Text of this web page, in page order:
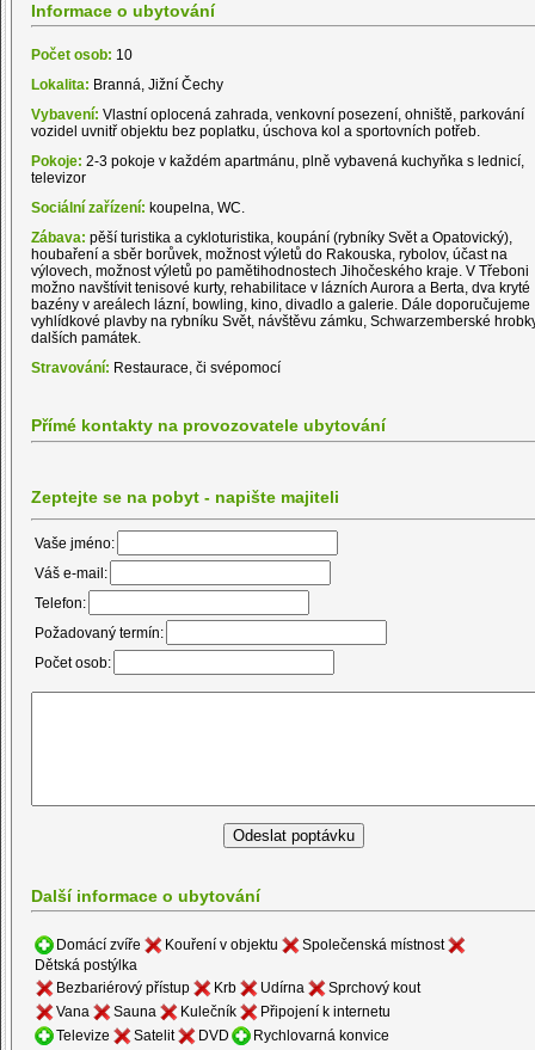
Informace o ubytování
Počet osob: 10
Lokalita: Branná, Jižní Čechy
Vybavení: Vlastní oplocená zahrada, venkovní posezení, ohniště, parkování
vozidel uvnitř objektu bez poplatku, úschova kol a sportovních potřeb.
Pokoje: 2-3 pokoje v každém apartmánu, plně vybavená kuchyňka s lednicí,
televizor
Sociální zařízení: koupelna, WC.
Zábava: pěší turistika a cykloturistika, koupání (rybníky Svět a Opatovický),
houbaření a sběr borůvek, možnost výletů do Rakouska, rybolov, účast na
výlovech, možnost výletů po pamětihodnostech Jihočeského kraje. V Třeboni
možno navštívit tenisové kurty, rehabilitace v lázních Aurora a Berta, dva kryté
bazény v areálech lázní, bowling, kino, divadlo a galerie. Dále doporučujeme
vyhlídkové plavby na rybníku Svět, návštěvu zámku, Schwarzemberské
dalších památek.
Stravování: Restaurace, či svépomocí
Přímé kontakty na provozovatele ubytování
Zeptejte se na pobyt - napište majiteli
Vaše jméno:
Váš e-mail:
Telefon:
Požadovaný termín:
Počet osob:
Další informace o ubytování
Domácí zvíře Kouření v objektu
Společenská místnost
Dětská postýlka
Bezbariérový přístup
Krb Udírna
Sprchový kout
Vana
Sauna Kulečník
Připojení k internetu
Televize
Satelit DVD Rychlovarná konvice